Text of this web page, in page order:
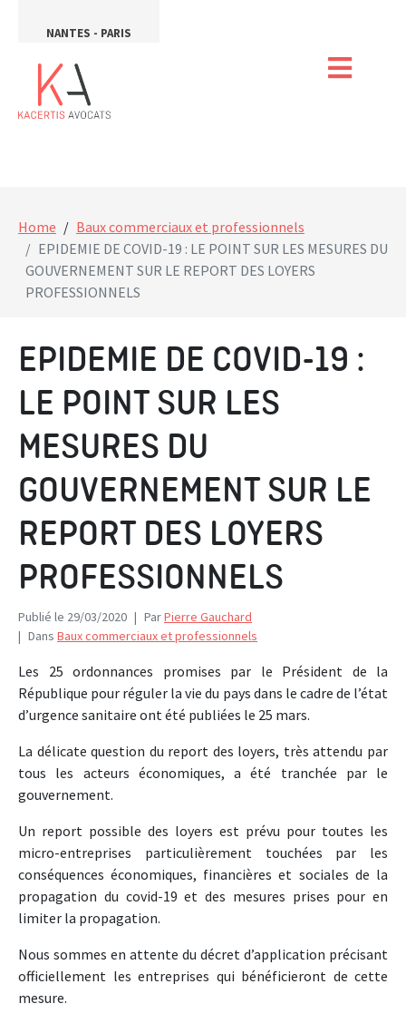
NANTES - PARIS
Home
Baux commerciaux et professionnels
EPIDEMIE DE COVID-19 : LE POINT SUR LES MESURES DU
GOUVERNEMENT SUR LE REPORT DES LOYERS
PROFESSIONNELS
EPIDEMIE DE COVID-19 :
LE POINT SUR LES
MESURES DU
GOUVERNEMENT SUR LE
REPORT DES LOYERS
PROFESSIONNELS
Publié le 29/03/2020 ParPierre Gauchard
Dans Baux commerciaux et professionnels
Les 25 ordonnances promises par le Président de la
République pour réguler la vie du pays dans le cadre de l’état
d’urgence sanitaire ont été publiées le 25 mars.
La délicate question du report des loyers, très attendu par
tous les acteurs économiques, a été tranchée par le
gouvernement.
Un report possible des loyers est prévu pour toutes les
micro-entreprises particulièrement touchées par les
conséquences économiques, financières et sociales de la
propagation du covid-19 et des mesures prises pour en
limiter la propagation.
Nous sommes en attente du décret d’application précisant
officiellement les entreprises qui bénéficieront de cette
mesure.